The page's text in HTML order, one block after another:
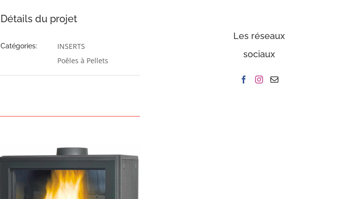
Détails du projet
Catégories:
INSERTS
Poêles à Pellets
Les réseaux
sociaux